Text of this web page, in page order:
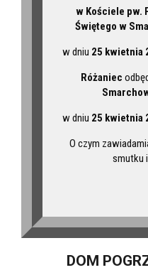
w Kościele pw.
Świętego w
w dniu 25 kwietnia
Różaniec
w dniu 25 kwietnia
O czym
smutku
DOM